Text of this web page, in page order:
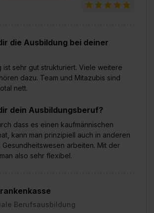
die Ausbildung bei deiner
ist sehr gut strukturiert. Viele weitere
dazu. Team und Mitazubis sind
nett.
dein Ausbildungsberuf?
dass es einen kaufmännischen
kann man prinzipiell auch in anderen
arbeiten. Mit der
also sehr flexibel.
Berufsausbildung